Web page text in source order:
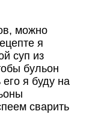
можно
я
суп из
бульон
я буду на
сварить